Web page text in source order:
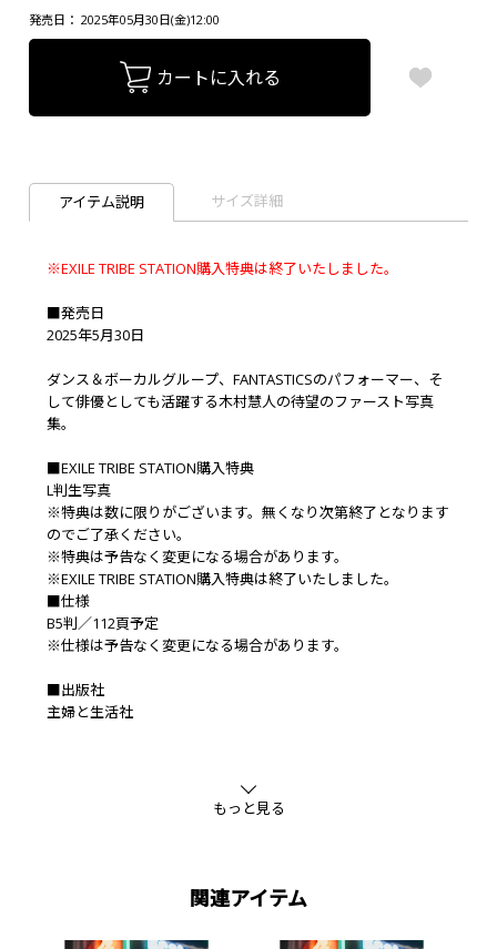
発売日： 2025年05月30日(金)12:00
カートに入れる
アイテム説明 サイズ詳細
※EXILE TRIBE STATION購入特典は終了いたしました。
■発売日
2025年5月30日
ダンス＆ボーカルグループ、FANTASTICSのパフォーマー、そ
して俳優としても活躍する木村慧人の待望のファースト写真
集。
■EXILE TRIBE STATION購入特典
L判生写真
※特典は数に限りがございます。無くなり次第終了となります
のでご了承ください。
※特典は予告なく変更になる場合があります。
※EXILE TRIBE STATION購入特典は終了いたしました。
■仕様
B5判／112頁予定
※仕様は予告なく変更になる場合があります。
■出版社
主婦と生活社
もっと見る
関連アイテム